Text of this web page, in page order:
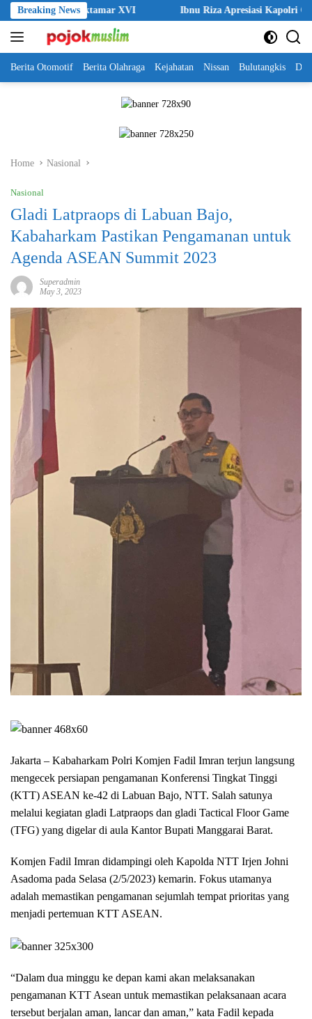
Skip
to
content
Breaking News
Muktamar XVI Ibnu Riza Apresiasi Kapolri Cup 2026,
Berita Otomotif Berita Olahraga Kejahatan Nissan Bulutangkis
Home Nasional
Nasional
Gladi Latpraops di Labuan Bajo,
Kabaharkam Pastikan Pengamanan untuk
Agenda ASEAN Summit 2023
Superadmin
May 3, 2023
Jakarta – Kabaharkam Polri Komjen Fadil Imran terjun langsung
mengecek persiapan pengamanan Konferensi Tingkat Tinggi
(KTT) ASEAN ke-42 di Labuan Bajo, NTT. Salah satunya
melalui kegiatan gladi Latpraops dan gladi Tactical Floor Game
(TFG) yang digelar di aula Kantor Bupati Manggarai Barat.
Komjen Fadil Imran didampingi oleh Kapolda NTT Irjen Johni
Asadoma pada Selasa (2/5/2023) kemarin. Fokus utamanya
adalah memastikan pengamanan sejumlah tempat prioritas yang
menjadi pertemuan KTT ASEAN.
“Dalam dua minggu ke depan kami akan melaksanakan
pengamanan KTT Asean untuk memastikan pelaksanaan acara
tersebut berjalan aman, lancar dan aman,” kata Fadil kepada